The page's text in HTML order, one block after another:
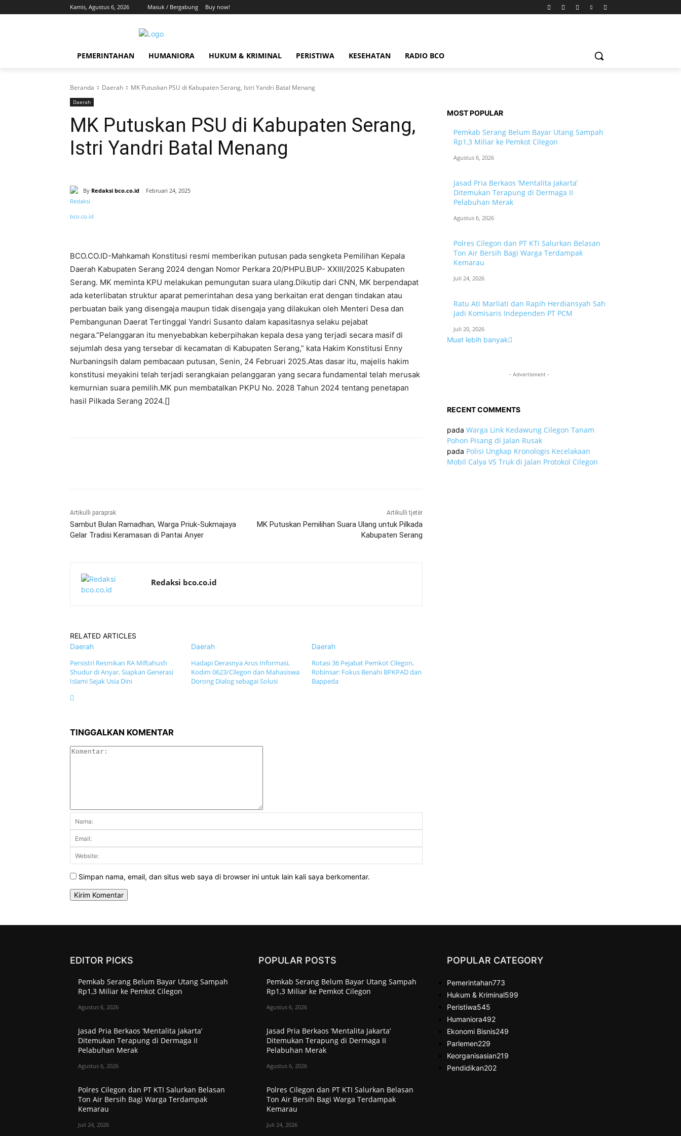
Kamis, Agustus 6, 2026 Masuk / Bergabung Buy now!
PEMERINTAHAN HUMANIORA HUKUM & KRIMINAL PERISTIWA KESEHATAN RADIO BCO
Beranda Daerah MK Putuskan PSU di Kabupaten Serang, Istri Yandri Batal Menang
Daerah
MK Putuskan PSU di Kabupaten Serang,
Istri Yandri Batal Menang
By Redaksi bco.co.id Februari 24, 2025
BCO.CO.ID-Mahkamah Konstitusi resmi memberikan putusan pada sengketa Pemilihan Kepala
Daerah Kabupaten Serang 2024 dengan Nomor Perkara 20/PHPU.BUP- XXIII/2025 Kabupaten
Serang. MK meminta KPU melakukan pemungutan suara ulang.Dikutip dari CNN, MK berpendapat
ada keterlibatan struktur aparat pemerintahan desa yang berkaitan erat dengan tindakan atau
perbuatan baik yang disengaja maupun tidak disengaja yang dilakukan oleh Menteri Desa dan
Pembangunan Daerat Tertinggal Yandri Susanto dalam kapasitasnya selaku pejabat
negara.”Pelanggaran itu menyebabkan keberpihakan kepala desa yang terjadi secara masif di
sejumlah desa yang tersebar di kecamatan di Kabupaten Serang,” kata Hakim Konstitusi Enny
Nurbaningsih dalam pembacaan putusan, Senin, 24 Februari 2025.Atas dasar itu, majelis hakim
konstitusi meyakini telah terjadi serangkaian pelanggaran yang secara fundamental telah merusak
kemurnian suara pemilih.MK pun membatalkan PKPU No. 2028 Tahun 2024 tentang penetapan
hasil Pilkada Serang 2024.[]
Artikulli paraprak
Sambut Bulan Ramadhan, Warga Priuk-Sukmajaya
Gelar Tradisi Keramasan di Pantai Anyer
Artikulli tjetër
MK Putuskan Pemilihan Suara Ulang untuk Pilkada
Kabupaten Serang
Redaksi bco.co.id
RELATED ARTICLES
Daerah
Persistri Resmikan RA Miftahush
Shudur di Anyar, Siapkan Generasi
Islami Sejak Usia Dini
Daerah
Hadapi Derasnya Arus Informasi,
Kodim 0623/Cilegon dan Mahasiswa
Dorong Dialog sebagai Solusi
Daerah
Rotasi 36 Pejabat Pemkot Cilegon,
Robinsar: Fokus Benahi BPKPAD dan
Bappeda
TINGGALKAN KOMENTAR
Simpan nama, email, dan situs web saya di browser ini untuk lain kali saya berkomentar.
MOST POPULAR
Pemkab Serang Belum Bayar Utang Sampah
Rp1,3 Miliar ke Pemkot Cilegon
Agustus 6, 2026
Jasad Pria Berkaos ‘Mentalita Jakarta’
Ditemukan Terapung di Dermaga II
Pelabuhan Merak
Agustus 6, 2026
Polres Cilegon dan PT KTI Salurkan Belasan
Ton Air Bersih Bagi Warga Terdampak
Kemarau
Juli 24, 2026
Ratu Ati Marliati dan Rapih Herdiansyah Sah
Jadi Komisaris Independen PT PCM
Juli 20, 2026
Muat lebih banyak
- Advertisment -
RECENT COMMENTS
pada Warga Link Kedawung Cilegon Tanam
Pohon Pisang di Jalan Rusak
pada Polisi Ungkap Kronologis Kecelakaan
Mobil Calya VS Truk di Jalan Protokol Cilegon
EDITOR PICKS
Pemkab Serang Belum Bayar Utang Sampah
Rp1,3 Miliar ke Pemkot Cilegon
Agustus 6, 2026
Jasad Pria Berkaos ‘Mentalita Jakarta’
Ditemukan Terapung di Dermaga II
Pelabuhan Merak
Agustus 6, 2026
Polres Cilegon dan PT KTI Salurkan Belasan
Ton Air Bersih Bagi Warga Terdampak
Kemarau
Juli 24, 2026
POPULAR POSTS
Pemkab Serang Belum Bayar Utang Sampah
Rp1,3 Miliar ke Pemkot Cilegon
Agustus 6, 2026
Jasad Pria Berkaos ‘Mentalita Jakarta’
Ditemukan Terapung di Dermaga II
Pelabuhan Merak
Agustus 6, 2026
Polres Cilegon dan PT KTI Salurkan Belasan
Ton Air Bersih Bagi Warga Terdampak
Kemarau
Juli 24, 2026
POPULAR CATEGORY
Pemerintahan773
Hukum & Kriminal599
Peristiwa545
Humaniora492
Ekonomi Bisnis249
Parlemen229
Keorganisasian219
Pendidikan202